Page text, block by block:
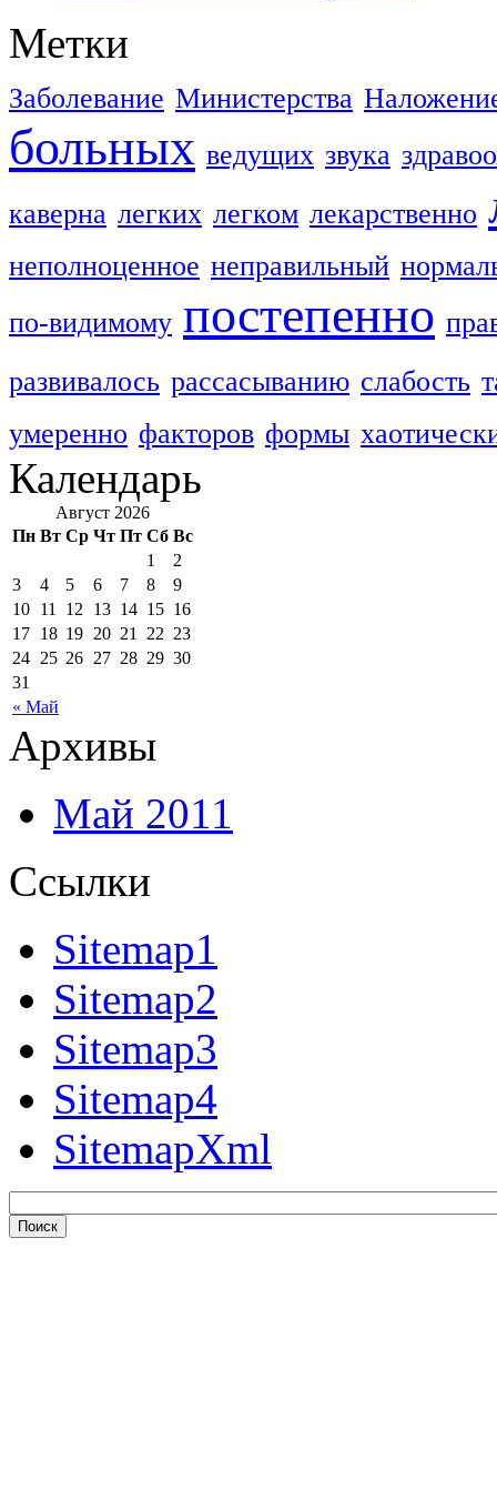
Метки
Заболевание Министерства
больных ведущих звука
каверна легких легком лекарственно
неполноценное неправильный
по-видимому постепенно
развивалось рассасыванию слабость
умеренно факторов формы
Календарь
Август 2026
Пн Вт Ср Чт Пт Сб Вс
« Май
1
2
3
4 5 6 7 8
9
10 11 12 13 14 15 16
17 18 19 20 21 22 23
24 25 26 27 28 29 30
31
Архивы
Май 2011
Ссылки
Sitemap1
Sitemap2
Sitemap3
Sitemap4
SitemapXml